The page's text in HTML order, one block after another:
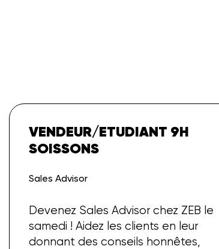
VENDEUR/ETUDIANT 9H
SOISSONS
Sales Advisor
Devenez Sales Advisor chez ZEB le
samedi ! Aidez les clients en leur
donnant des conseils honnêtes,